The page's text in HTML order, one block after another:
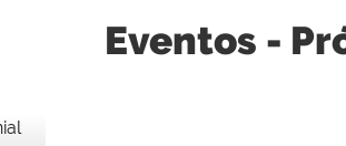
Eventos -